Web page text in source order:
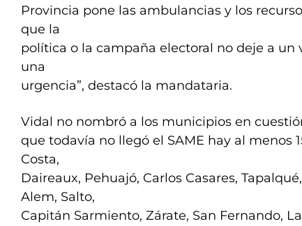
Provincia pone las ambulancias y los
que la
política o la campaña electoral no deje a un
una
urgencia”, destacó la mandataria.
Vidal no nombró a los municipios en
que todavía no llegó el SAME hay al menos
Costa,
Daireaux, Pehuajó, Carlos Casares,
Alem, Salto,
Capitán Sarmiento, Zárate, San Fernando,